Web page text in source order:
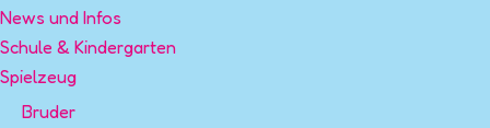
News und Infos
Schule & Kindergarten
Spielzeug
Bruder